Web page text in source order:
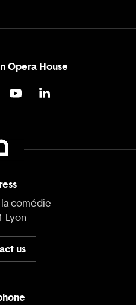
Opera House
comédie
Lyon
us